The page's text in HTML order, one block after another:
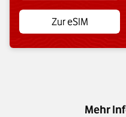
Zur eSIM
Mehr